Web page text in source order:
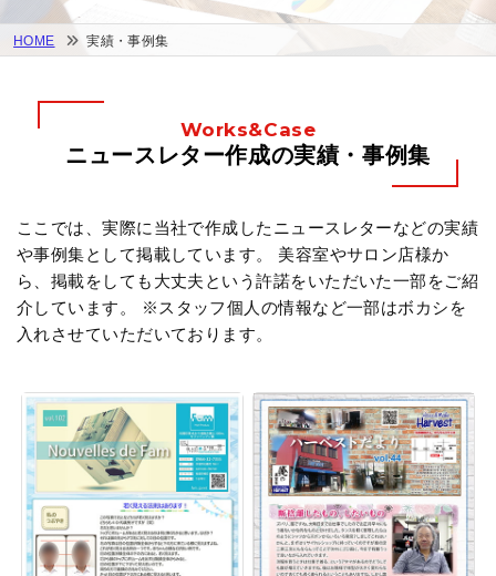
HOME 実績・事例集
Works&Case
ニュースレター作成の実績・事例集
ここでは、実際に当社で作成したニュースレターなどの実績
や事例集として掲載しています。
美容室やサロン店様か
ら、掲載をしても大丈夫という許諾をいただいた一部をご紹
介しています。
※スタッフ個人の情報など一部はボカシを
入れさせていただいております。